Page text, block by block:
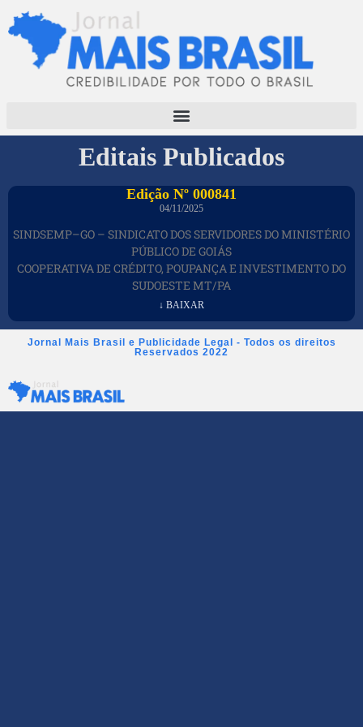
Editais Publicados
Edição Nº 000841
04/11/2025
SINDSEMP–GO – SINDICATO DOS SERVIDORES DO MINISTÉRIO
PÚBLICO DE GOIÁS
COOPERATIVA DE CRÉDITO, POUPANÇA E INVESTIMENTO DO
SUDOESTE MT/PA
↓ BAIXAR
Jornal Mais Brasil e Publicidade Legal - Todos os direitos
Reservados 2022